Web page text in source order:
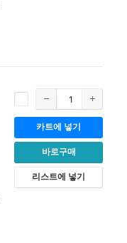
카트에 넣기
바로구매
리스트에 넣기